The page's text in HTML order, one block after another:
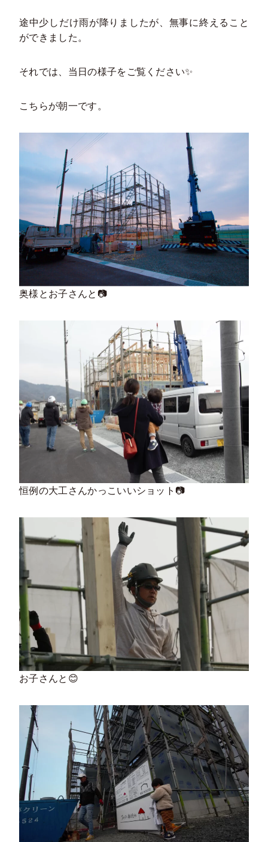
途中少しだけ雨が降りましたが、無事に終えること
ができました。
それでは、当日の様子をご覧ください✨
こちらが朝一です。
奥様とお子さんと📷
恒例の大工さんかっこいいショット📷
お子さんと😊